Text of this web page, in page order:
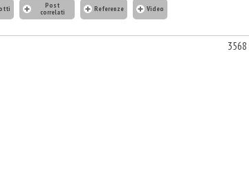
Post
correlati Referenze Video
3568